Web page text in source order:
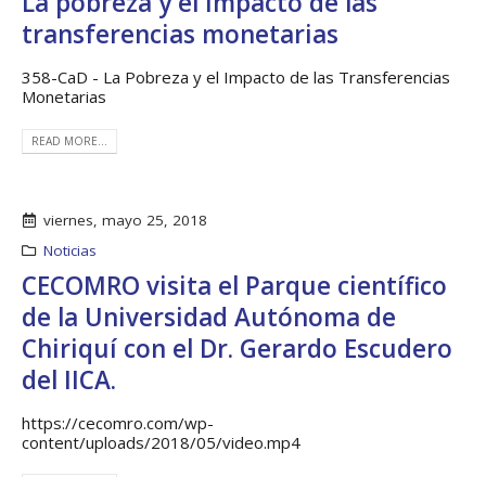
transferencias monetarias
358-CaD - La Pobreza y el Impacto de las Transferencias
Monetarias
READ MORE...
viernes, mayo 25, 2018
Noticias
CECOMRO visita el Parque científico
de la Universidad Autónoma de
Chiriquí con el Dr. Gerardo Escudero
del IICA.
https://cecomro.com/wp-
content/uploads/2018/05/video.mp4